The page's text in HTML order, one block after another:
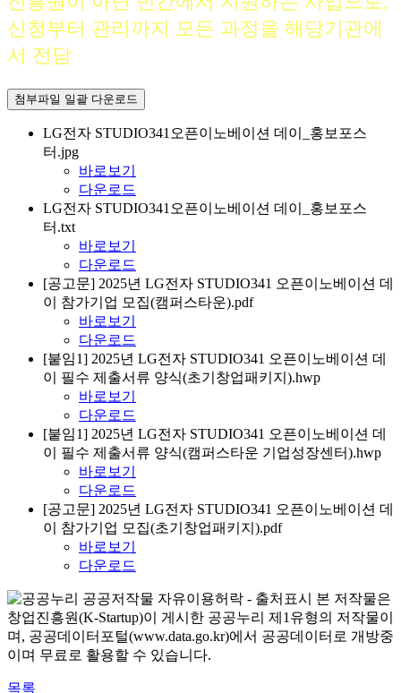
신청부터 관리까지 모든 과정을 해당기관에
서 전담
첨부파일 일괄 다운로드
LG전자 STUDIO341오픈이노베이션 데이_홍보포스
터.jpg
바로보기
다운로드
LG전자 STUDIO341오픈이노베이션 데이_홍보포스
터.txt
바로보기
다운로드
[공고문] 2025년 LG전자 STUDIO341 오픈이노베이션 데
이 참가기업 모집(캠퍼스타운).pdf
바로보기
다운로드
[붙임1] 2025년 LG전자 STUDIO341 오픈이노베이션 데
이 필수 제출서류 양식(초기창업패키지).hwp
바로보기
다운로드
[붙임1] 2025년 LG전자 STUDIO341 오픈이노베이션 데
이 필수 제출서류 양식(캠퍼스타운 기업성장센터).hwp
바로보기
다운로드
[공고문] 2025년 LG전자 STUDIO341 오픈이노베이션 데
이 참가기업 모집(초기창업패키지).pdf
바로보기
다운로드
본 저작물은
창업진흥원(K-Startup)이 게시한 공공누리 제1유형의 저작물이
며, 공공데이터포털(www.data.go.kr)에서 공공데이터로 개방중
이며 무료로 활용할 수 있습니다.
목록